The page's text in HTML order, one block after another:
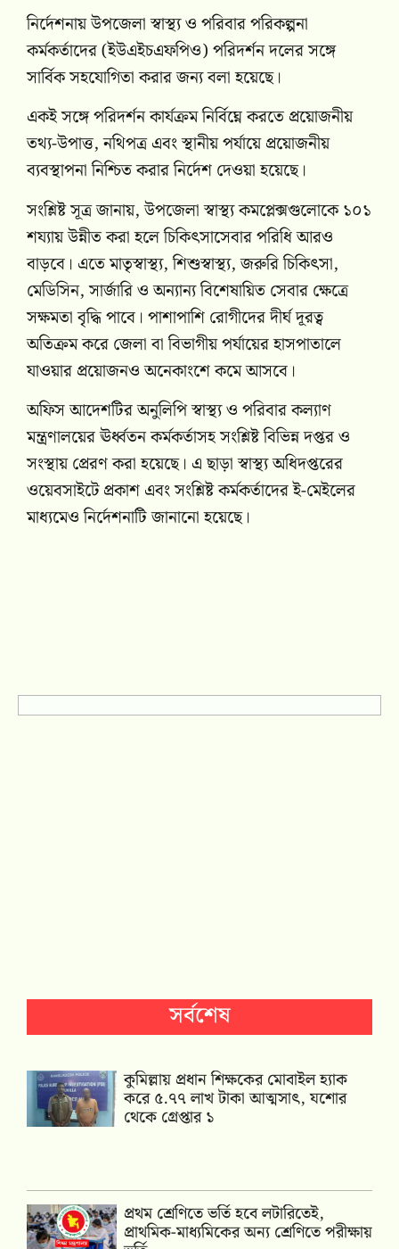
নির্দেশনায় উপজেলা স্বাস্থ্য ও পরিবার পরিকল্পনা
কর্মকর্তাদের (ইউএইচএফপিও) পরিদর্শন দলের সঙ্গে
সার্বিক সহযোগিতা করার জন্য বলা হয়েছে।
একই সঙ্গে পরিদর্শন কার্যক্রম নির্বিঘ্নে করতে প্রয়োজনীয়
তথ্য-উপাত্ত, নথিপত্র এবং স্থানীয় পর্যায়ে প্রয়োজনীয়
ব্যবস্থাপনা নিশ্চিত করার নির্দেশ দেওয়া হয়েছে।
সংশ্লিষ্ট সূত্র জানায়, উপজেলা স্বাস্থ্য কমপ্লেক্সগুলোকে ১০১
শয্যায় উন্নীত করা হলে চিকিৎসাসেবার পরিধি আরও
বাড়বে। এতে মাতৃস্বাস্থ্য, শিশুস্বাস্থ্য, জরুরি চিকিৎসা,
মেডিসিন, সার্জারি ও অন্যান্য বিশেষায়িত সেবার ক্ষেত্রে
সক্ষমতা বৃদ্ধি পাবে। পাশাপাশি রোগীদের দীর্ঘ দূরত্ব
অতিক্রম করে জেলা বা বিভাগীয় পর্যায়ের হাসপাতালে
যাওয়ার প্রয়োজনও অনেকাংশে কমে আসবে।
অফিস আদেশটির অনুলিপি স্বাস্থ্য ও পরিবার কল্যাণ
মন্ত্রণালয়ের ঊর্ধ্বতন কর্মকর্তাসহ সংশ্লিষ্ট বিভিন্ন দপ্তর ও
সংস্থায় প্রেরণ করা হয়েছে। এ ছাড়া স্বাস্থ্য অধিদপ্তরের
ওয়েবসাইটে প্রকাশ এবং সংশ্লিষ্ট কর্মকর্তাদের ই-মেইলের
মাধ্যমেও নির্দেশনাটি জানানো হয়েছে।
সর্বশেষ
কুমিল্লায় প্রধান শিক্ষকের মোবাইল হ্যাক
করে ৫.৭৭ লাখ টাকা আত্মসাৎ, যশোর
থেকে গ্রেপ্তার ১
প্রথম শ্রেণিতে ভর্তি হবে লটারিতেই,
প্রাথমিক-মাধ্যমিকের অন্য শ্রেণিতে পরীক্ষায়